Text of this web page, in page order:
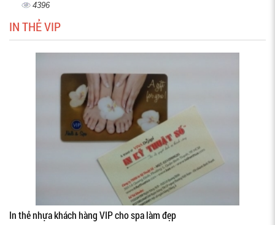
4396
IN THẺ VIP
In thẻ nhựa khách hàng VIP cho spa làm đẹp